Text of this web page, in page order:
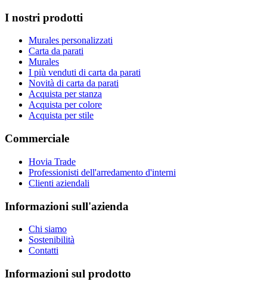
I nostri prodotti
Murales personalizzati
Carta da parati
Murales
I più venduti di carta da parati
Novità di carta da parati
Acquista per stanza
Acquista per colore
Acquista per stile
Commerciale
Hovia Trade
Professionisti dell'arredamento d'interni
Clienti aziendali
Informazioni sull'azienda
Chi siamo
Sostenibilità
Contatti
Informazioni sul prodotto